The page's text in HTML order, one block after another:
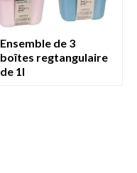
ensemble de 3
boîtes regtangulaire
de 1l